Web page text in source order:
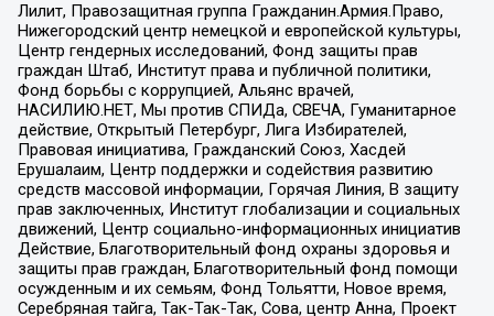
Лилит, Правозащитная группа Гражданин.Армия.Право,
Нижегородский центр немецкой и европейской культуры,
Центр гендерных исследований, Фонд защиты прав
граждан Штаб, Институт права и публичной политики,
Фонд борьбы с коррупцией, Альянс врачей,
НАСИЛИЮ.НЕТ, Мы против СПИДа, СВЕЧА, Гуманитарное
действие, Открытый Петербург, Лига Избирателей,
Правовая инициатива, Гражданский Союз, Хасдей
Ерушалаим, Центр поддержки и содействия развитию
средств массовой информации, Горячая Линия, В защиту
прав заключенных, Институт глобализации и социальных
движений, Центр социально-информационных инициатив
Действие, Благотворительный фонд охраны здоровья и
защиты прав граждан, Благотворительный фонд помощи
осужденным и их семьям, Фонд Тольятти, Новое время,
Серебряная тайга, Так-Так-Так, Сова, центр Анна, Проект